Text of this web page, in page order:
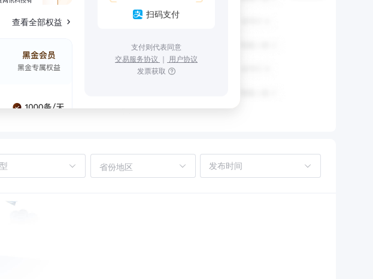
查看全部权益
扫码支付
支付则代表同意
交易服务协议 ｜ 用户协议
发票获取
省份地区